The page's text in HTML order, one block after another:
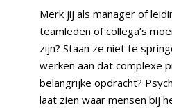
Merk jij als manager of
teamleden of collega’s
zijn? Staan ze niet te
werken aan dat complexe
belangrijke opdracht?
laat zien waar mensen bij